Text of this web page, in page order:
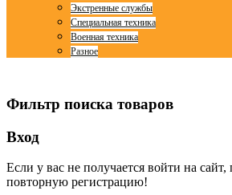
Экстренные службы
Специальная техника
Военная техника
Разное
Фильтр поиска товаров
Вход
Если у вас не получается войти на
повторную регистрацию!